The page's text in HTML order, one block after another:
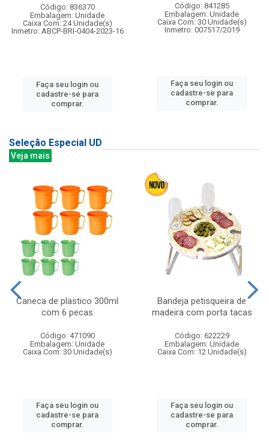
Código: 836370
Embalagem: Unidade
Caixa Com: 24 Unidade(s)
Inmetro: ABCP-BRI-0404-2023-16
Faça seu login ou
cadastre-se para
comprar.
Código: 841285
Embalagem: Unidade
Caixa Com: 30 Unidade(s)
Inmetro: 007517/2019
Faça seu login ou
cadastre-se para
comprar.
Seleção Especial UD
Veja mais
Caneca de plastico 300ml
com 6 pecas
Código: 471090
Embalagem: Unidade
Caixa Com: 30 Unidade(s)
Faça seu login ou
cadastre-se para
comprar.
Bandeja petisqueira de
madeira com porta tacas
Código: 622229
Embalagem: Unidade
Caixa Com: 12 Unidade(s)
Faça seu login ou
cadastre-se para
comprar.